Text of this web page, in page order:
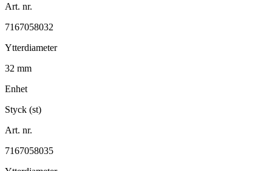
Art. nr.
7167058032
Ytterdiameter
32 mm
Enhet
Styck (st)
Art. nr.
7167058035